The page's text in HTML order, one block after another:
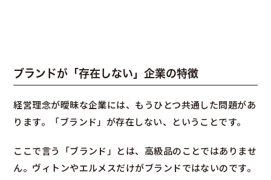
ブランドが「存在しない」企業の特徴
経営理念が曖昧な企業には、もうひとつ共通した問題があ
ります。「ブランド」が存在しない、ということです。
ここで言う「ブランド」とは、高級品のことではありませ
ん。ヴィトンやエルメスだけがブランドではないのです。